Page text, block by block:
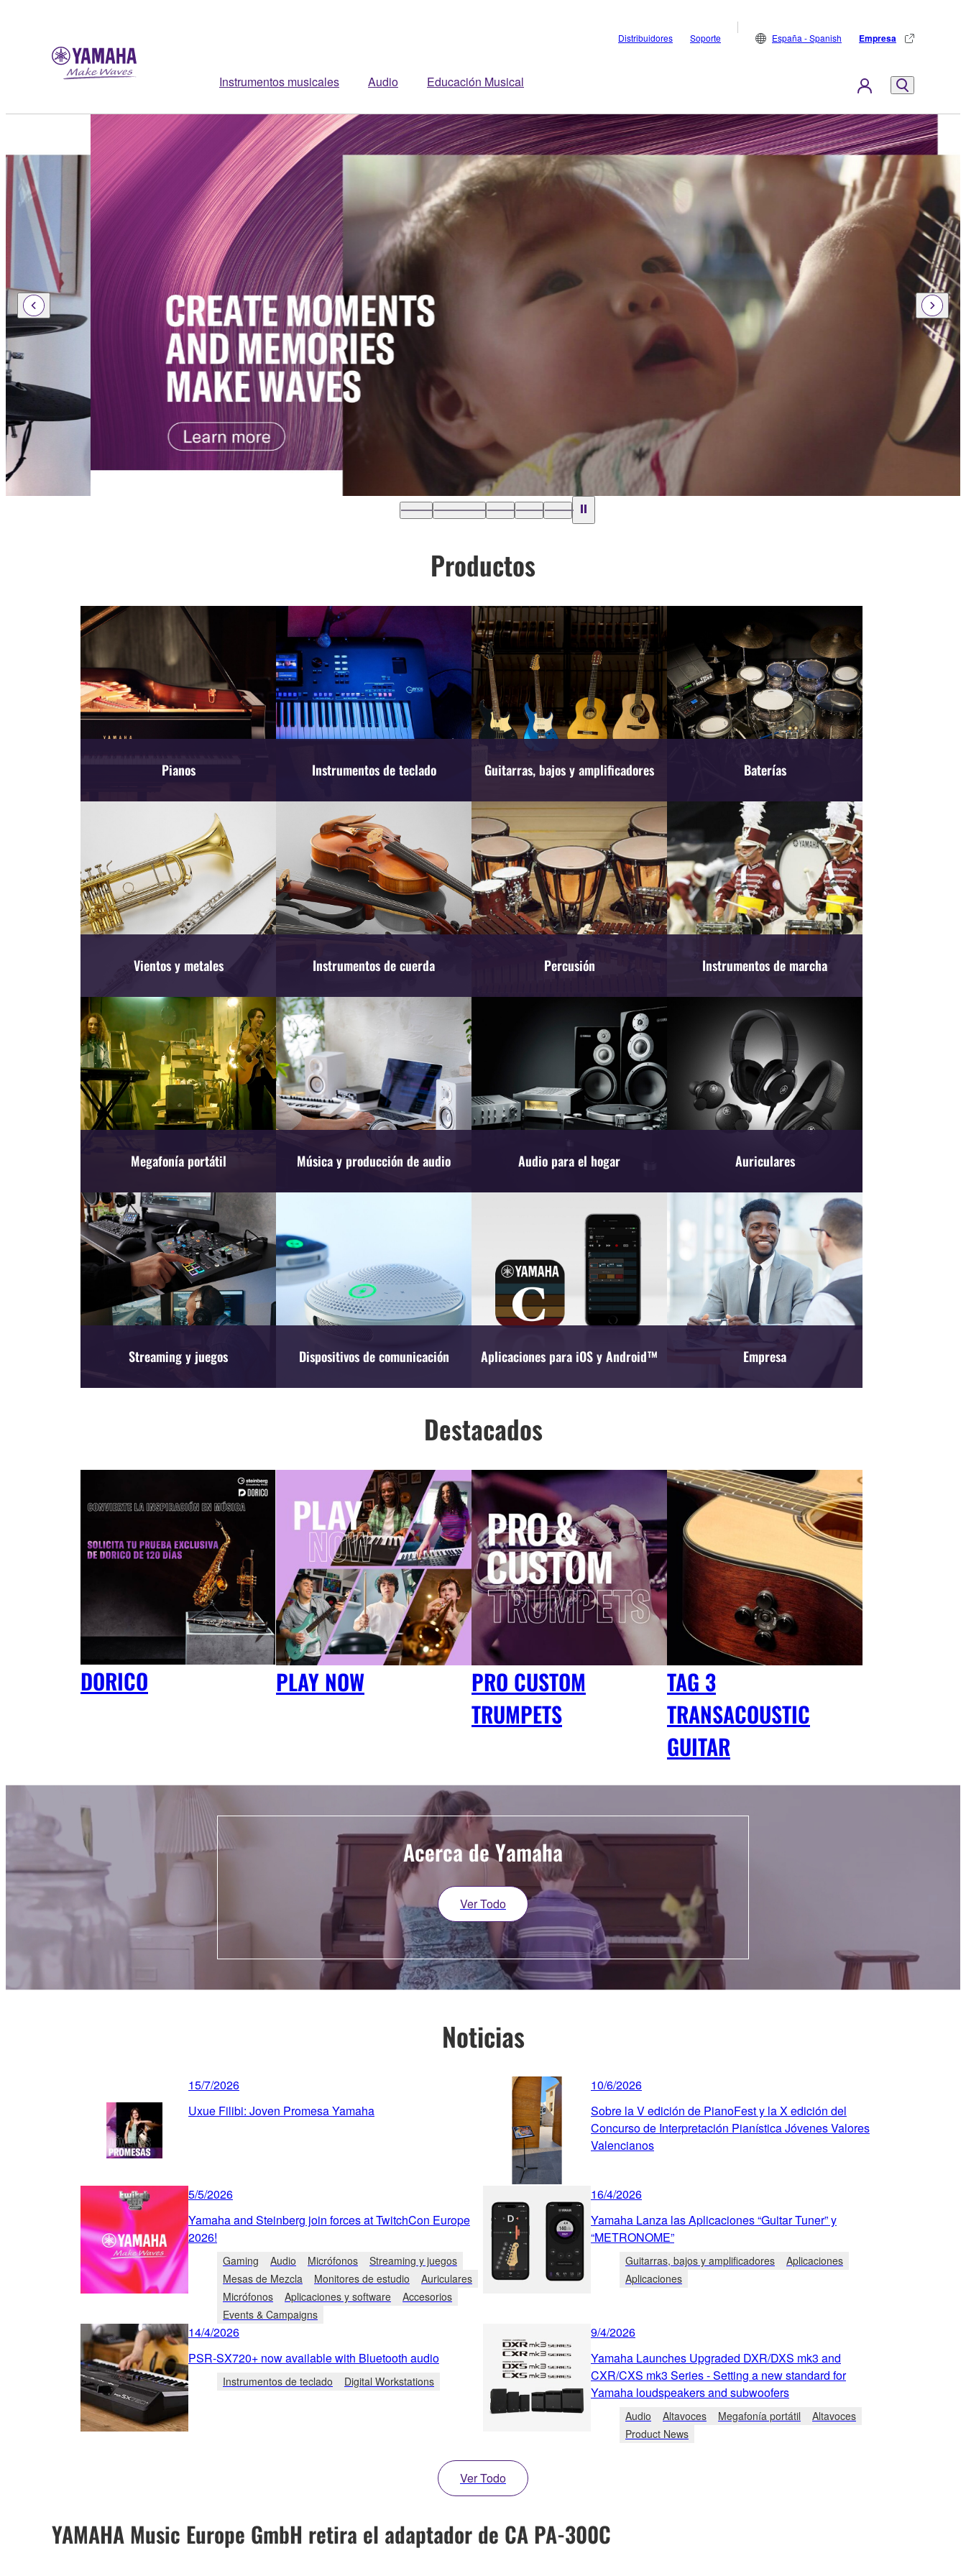
Instrumentos musicales Audio Educación Musical
Distribuidores Soporte España - Spanish Empresa
Productos
Pianos Instrumentos de teclado Guitarras, bajos y amplificadores Baterías
Vientos y metales Instrumentos de cuerda Percusión Instrumentos de marcha
Megafonía portátil Música y producción de audio Audio para el hogar Auriculares
Streaming y juegos Dispositivos de comunicación Aplicaciones para iOS y Android™ Empresa
Destacados
DORICO PLAY NOW
PRO CUSTOM
TRUMPETS
TAG 3
TRANSACOUSTIC
GUITAR
Acerca de Yamaha
Ver Todo
Noticias
15/7/2026
Uxue Filibi: Joven Promesa Yamaha
10/6/2026
Sobre la V edición de PianoFest y la X edición del
Concurso de Interpretación Pianística Jóvenes Valores
Valencianos
5/5/2026
Yamaha and Steinberg join forces at TwitchCon Europe
2026!
Gaming Audio Micrófonos
Streaming y juegos
Mesas de Mezcla
Monitores de estudio
Auriculares
Micrófonos
Aplicaciones y software
Accesorios
Events & Campaigns
16/4/2026
Yamaha Lanza las Aplicaciones “Guitar Tuner” y
“METRONOME”
Guitarras, bajos y amplificadores
Aplicaciones
Aplicaciones
14/4/2026
PSR-SX720+ now available with Bluetooth audio
Instrumentos de teclado Digital Workstations
9/4/2026
Yamaha Launches Upgraded DXR/DXS mk3 and
CXR/CXS mk3 Series - Setting a new standard for
Yamaha loudspeakers and subwoofers
Audio Altavoces Megafonía portátil
Altavoces
Product News
Ver Todo
YAMAHA Music Europe GmbH retira el adaptador de CA PA-300C